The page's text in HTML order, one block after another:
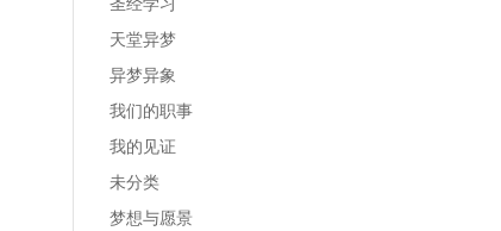
天堂异梦
异梦异象
我们的职事
我的见证
未分类
梦想与愿景